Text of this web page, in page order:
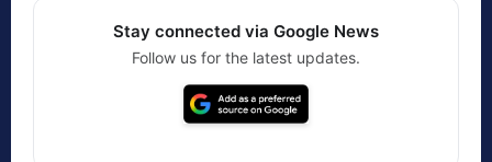
Stay connected via Google News
Follow us for the latest updates.